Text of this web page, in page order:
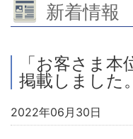
新着情報
「お客さま
掲載しました。
2022年06月30日